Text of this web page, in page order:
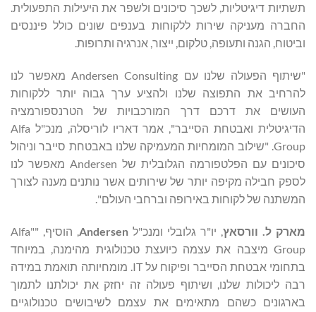
תשתיות דיגיטליות, לשכך סיכונים ולשפר את היעילות התפעולית.
החברה מעניקה שירות ללקוחות בענפים שונים כולל פיננסים
וביטוח, הגנה ותעופה, טלקום, ייצור, אנרגיה ותרופות.
"שיתוף הפעולה שלנו עם Andersen Consulting מאפשר לנו
להרחיב את התפוצה שלנו ולהציע ערך גבוה יותר ללקוחות
העושים את דרכם דרך המורכבויות של הטרנספורמציה
הדיגיטלית ואבטחת הסייבר", אמר דאריו לוריסלה, מנכ"ל Alfa
Group. "שילוב המומחיות המעמיקה שלנו באבטחת סייבר וניהול
סיכונים עם הפלטפורמה הגלובלית של Andersen מאפשר לנו
לספק חבילה מקיפה יותר של שירותים אשר נותנים מענה לצורך
המשתנה של לקוחות באירופה וברחבי העולם".
מארק ל. וורסאץ, יו"ר גלובלי ומנכ"ל Andersen
, הוסיף, ""Alfa
Group מיצבה את עצמה כיועצת טכנולוגית מהימנה, במיוחד
בתחומי אבטחת הסייבר ופיקוח על IT. מומחיותה תואמת במידה
רבה ליכולות שלנו, ושיתוף פעולה זה יחזק את יכולתנו לתמוך
בארגונים כשהם מתאימים את עצמם לשיבושים טכנולוגיים